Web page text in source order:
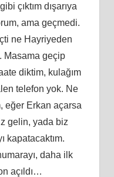
çıktım dışarıya
ama geçmedi.
ne Hayriyeden
Masama geçip
diktim, kulağım
telefon yok. Ne
eğer Erkan açarsa
gelin, yada biz
kapatacaktım.
daha ilk
açıldı…